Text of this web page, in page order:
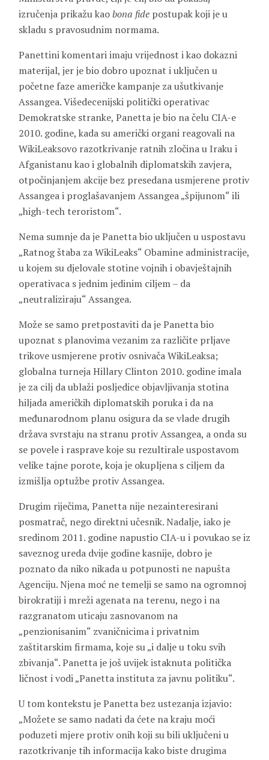
izručenja prikažu kaobona fide postupak koji je u
skladu s pravosudnim normama.
Panettini komentari imaju vrijednost i kao dokazni
materijal, jer je bio dobro upoznat i uključen u
početne faze američke kampanje za ušutkivanje
Assangea. Višedecenijski politički operativac
Demokratske stranke, Panetta je bio na čelu CIA-e
2010. godine, kada su američki organi reagovali na
WikiLeaksovo razotkrivanje ratnih zločina u Iraku i
Afganistanu kao i globalnih diplomatskih zavjera,
otpočinjanjem akcije bez presedana usmjerene protiv
Assangea i proglašavanjem Assangea „špijunom“ ili
„high-tech teroristom“.
Nema sumnje da je Panetta bio uključen u uspostavu
„Ratnog štaba za WikiLeaks“ Obamine administracije,
u kojem su djelovale stotine vojnih i obavještajnih
operativaca s jednim jedinim ciljem – da
„neutraliziraju“ Assangea.
Može se samo pretpostaviti da je Panetta bio
upoznat s planovima vezanim za različite prljave
trikove usmjerene protiv osnivača WikiLeaksa;
globalna turneja Hillary Clinton 2010. godine imala
je za cilj da ublaži posljedice objavljivanja stotina
hiljada američkih diplomatskih poruka i da na
međunarodnom planu osigura da se vlade drugih
država svrstaju na stranu protiv Assangea, a onda su
se povele i rasprave koje su rezultirale uspostavom
velike tajne porote, koja je okupljena s ciljem da
izmišlja optužbe protiv Assangea.
Drugim riječima, Panetta nije nezainteresirani
posmatrač, nego direktni učesnik. Nadalje, iako je
sredinom 2011. godine napustio CIA-u i povukao se iz
saveznog ureda dvije godine kasnije, dobro je
poznato da niko nikada u potpunosti ne napušta
Agenciju. Njena moć ne temelji se samo na ogromnoj
birokratiji i mreži agenata na terenu, nego i na
razgranatom uticaju zasnovanom na
„penzionisanim“ zvaničnicima i privatnim
zaštitarskim firmama, koje su „i dalje u toku svih
zbivanja“. Panetta je još uvijek istaknuta politička
ličnost i vodi „Panetta instituta za javnu politiku“.
U tom kontekstu je Panetta bez ustezanja izjavio:
„Možete se samo nadati da ćete na kraju moći
poduzeti mjere protiv onih koji su bili uključeni u
razotkrivanje tih informacija kako biste drugima